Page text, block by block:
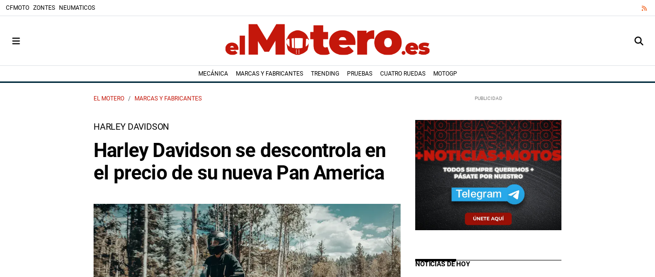
CFMOTO ZONTES NEUMATICOS
MECÁNICA MARCAS Y FABRICANTES TRENDING PRUEBAS CUATRO RUEDAS MOTOGP
EL MOTERO MARCAS Y FABRICANTES
HARLEY DAVIDSON
Harley Davidson se descontrola en
el precio de su nueva Pan America
NOTICIAS DE HOY